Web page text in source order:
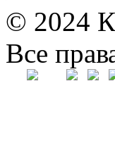
© 2024
Все